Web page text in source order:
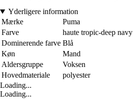
Yderligere information
Mærke
Puma
Farve
haute tropic-deep navy
Dominerende farve Blå
Køn
Mand
Aldersgruppe
Voksen
Hovedmateriale
polyester
Loading...
Loading...